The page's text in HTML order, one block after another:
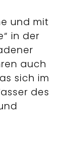
und mit
in der
auch
sich im
des